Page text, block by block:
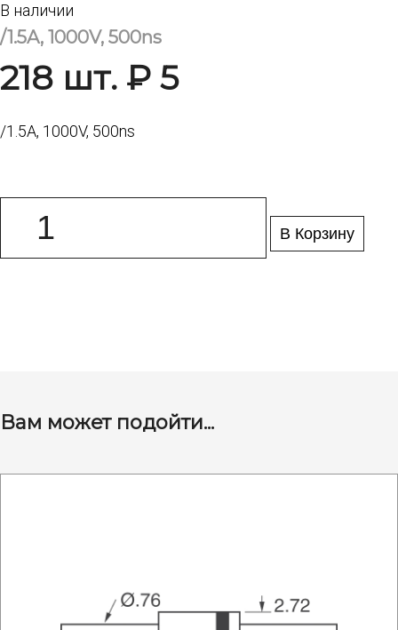
В наличии
/1.5A, 1000V, 500ns
218 шт. ₽ 5
/1.5A, 1000V, 500ns
В Корзину
Вам может подойти...